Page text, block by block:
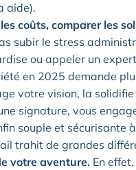
aide).
coûts, comparer les
subir le stress
ou appeler un
en 2025 demande
votre vision, la
signature, vous
souple et sécurisante
trahit de grandes
votre aventure. En